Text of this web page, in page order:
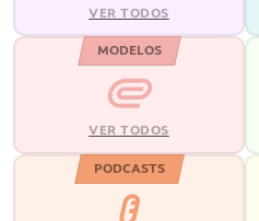
VER TODOS
MODELOS
VER TODOS
PODCASTS